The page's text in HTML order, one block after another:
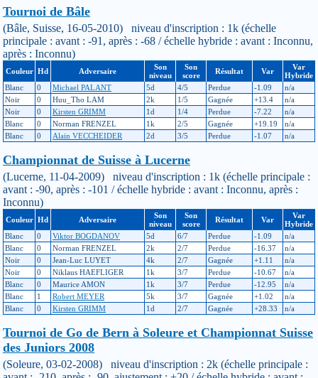
Tournoi de Bâle
(Bâle, Suisse, 16-05-2010) niveau d'inscription : 1k (échelle
principale : avant : -91, après : -68 / échelle hybride : avant : Inconnu,
après : Inconnu)
Couleur Hd Adversaire
Son
niveau
Son
score
Résultat Var
Var
Hybride
Blanc
0 Michael PALANT 5d 4/5 Perdue -1.09
n/a
Noir
0 Huu_Tho LAM 2k 1/5 Gagnée +13.4
n/a
Noir
0 Kirsten GRIMM 1d 1/4 Perdue -7.22
n/a
Blanc
0 Norman FRENZEL 1k 2/5 Gagnée +19.19
n/a
Blanc
0 Alain VECCHEIDER 2d 3/5 Perdue -1.07 n/a
Championnat de Suisse à Lucerne
(Lucerne, 11-04-2009) niveau d'inscription : 1k (échelle principale :
avant : -90, après : -101 / échelle hybride : avant : Inconnu, après :
Inconnu)
Couleur Hd Adversaire
Son
niveau
Son
score
Résultat Var
Var
Hybride
Blanc
0 Viktor BOGDANOV 5d 6/7 Perdue -1.09
n/a
Blanc
0 Norman FRENZEL 2k 2/7 Perdue -16.37
n/a
Noir
0 Jean-Luc LUYET 4k 2/7 Gagnée +1.11
n/a
Noir
0 Niklaus HAEFLIGER 1k 3/7 Perdue -10.67
n/a
Blanc
0 Maurice AMON 1k 3/7 Perdue -12.95
n/a
Blanc
1 Robert MEYER 5k 3/7 Gagnée +1.02
n/a
Blanc
0 Kirsten GRIMM 1d 2/7 Gagnée +28.33 n/a
Tournoi de Go de Bern à Soleure et Championnat Suisse
des Juniors 2008
(Soleure, 03-02-2008) niveau d'inscription : 2k (échelle principale :